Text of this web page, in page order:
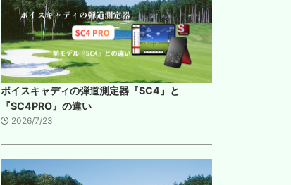
ボイスキャディの弾道測定器『SC4』と
『SC4PRO』の違い
2026/7/23